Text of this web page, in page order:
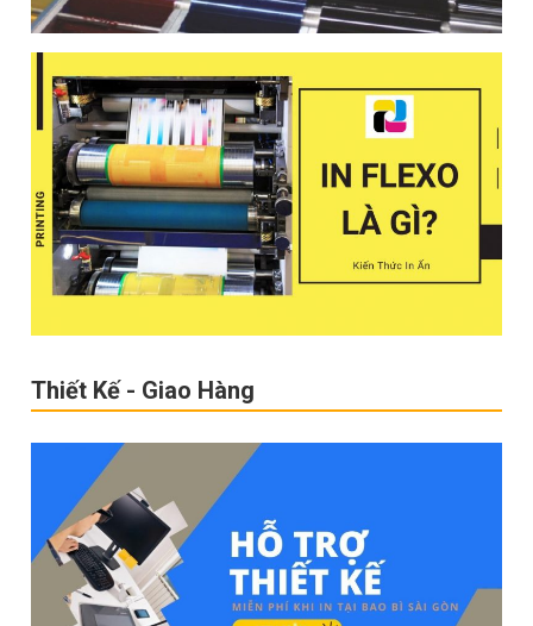
Thiết Kế - Giao Hàng